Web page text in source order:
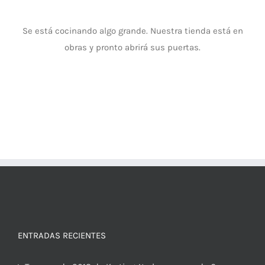
Se está cocinando algo grande. Nuestra tienda está en
obras y pronto abrirá sus puertas.
ENTRADAS RECIENTES